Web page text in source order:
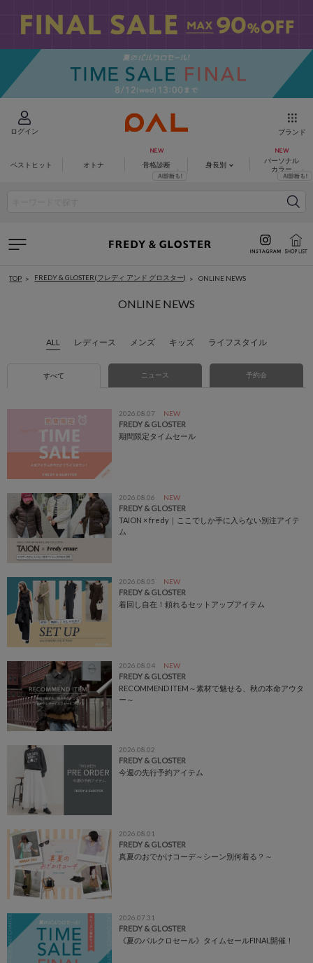
ログイン ブランド
ベストヒット オトナ 骨格診断 身長別
パーソナル
カラー
TOP FREDY & GLOSTER(フレディ アンド グロスター) ONLINE NEWS
ONLINE NEWS
ALL レディース メンズ キッズ ライフスタイル
すべて ニュース 予約会
2026.08.07 NEW
FREDY & GLOSTER
期間限定タイムセール
2026.08.06 NEW
FREDY & GLOSTER
TAION × fredy｜ここでしか手に入らない別注アイテ
ム
2026.08.05 NEW
FREDY & GLOSTER
着回し自在！頼れるセットアップアイテム
2026.08.04 NEW
FREDY & GLOSTER
RECOMMEND ITEM～素材で魅せる、秋の本命アウタ
ー～
2026.08.02
FREDY & GLOSTER
今週の先行予約アイテム
2026.08.01
FREDY & GLOSTER
真夏のおでかけコーデ～シーン別何着る？～
2026.07.31
FREDY & GLOSTER
《夏のパルクロセール》タイムセールFINAL開催！